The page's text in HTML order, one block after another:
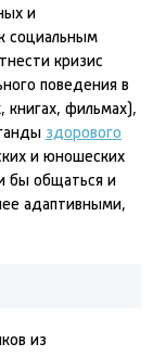
и
социальным
кризис
поведения в
книгах, фильмах),
здорового
и юношеских
бы общаться и
адаптивными,
из